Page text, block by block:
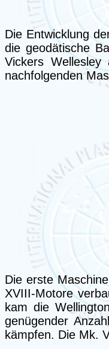
Die Entwicklung
die geodätische
Vickers
nachfolgenden
Die erste
XVIII-Motore
kam die
genügender
kämpfen. Die Mk.